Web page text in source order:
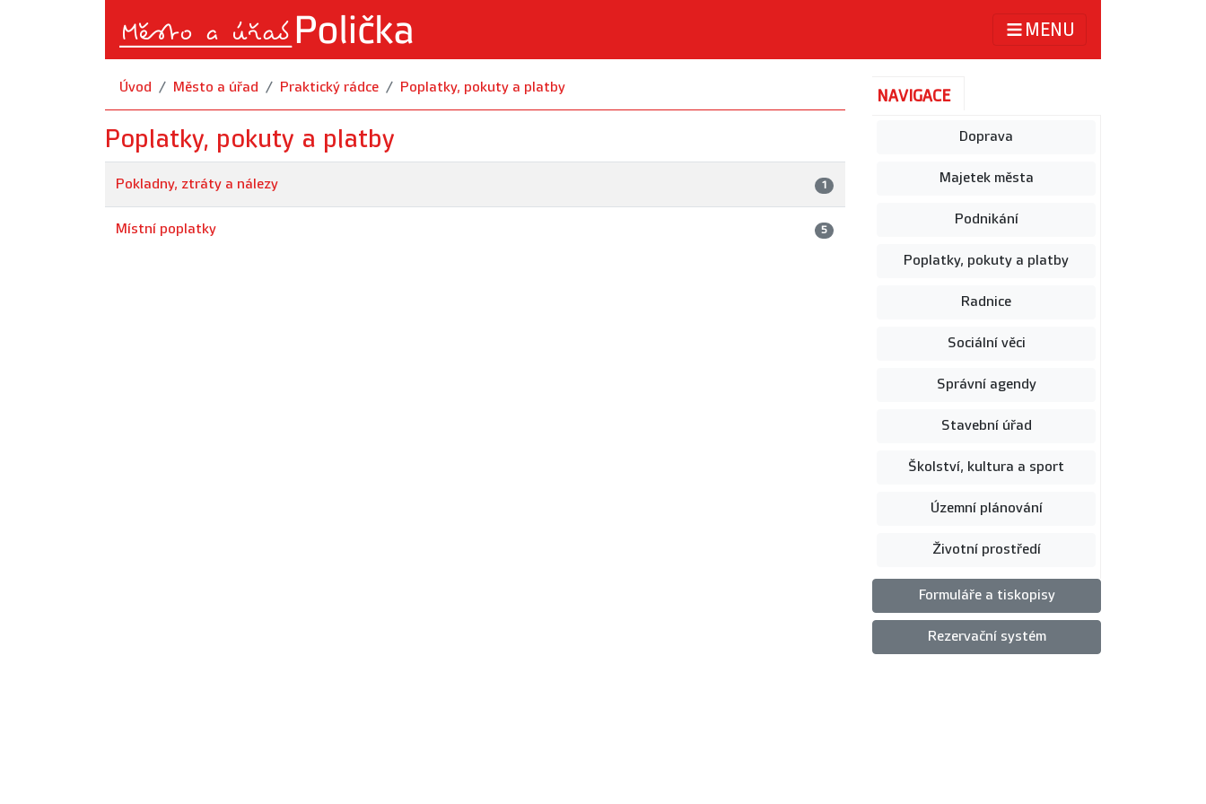
MENU
Úvod Město a úřad Praktický rádce Poplatky, pokuty a platby
Poplatky, pokuty a platby
Pokladny, ztráty a nálezy 1
Místní poplatky 5
NAVIGACE
Doprava
Majetek města
Podnikání
Poplatky, pokuty a platby
Radnice
Sociální věci
Správní agendy
Stavební úřad
Školství, kultura a sport
Územní plánování
Životní prostředí
Formuláře a tiskopisy
Rezervační systém